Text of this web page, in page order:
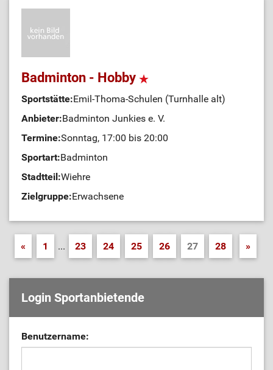
Badminton - Hobby
Sportstätte:Emil-Thoma-Schulen (Turnhalle alt)
Anbieter:Badminton Junkies e. V.
Termine:Sonntag, 17:00 bis 20:00
Sportart:Badminton
Stadtteil:Wiehre
Zielgruppe:Erwachsene
« 1 ... 23 24 25 26 27 28 »
Login Sportanbietende
Benutzername: